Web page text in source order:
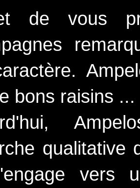
de vous
bons raisins ...
qualitative
vers